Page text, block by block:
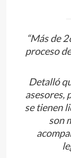
“Más de
proceso
Detalló
asesores,
se tienen
son